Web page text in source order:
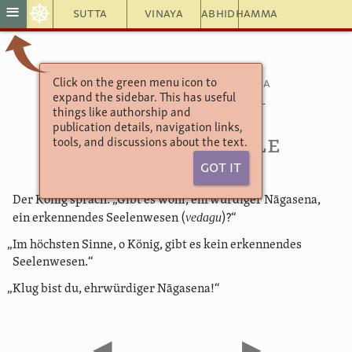
Sutta Vinaya Abhidhamma
≡ ☸
Click on the green menu icon to
expand the sidebar. This has useful
things like authorship and
publication details, navigation links,
tools, and discussions about the text.
Got It
Die Fragen des Königs Milinda
Teil 3: Lösungen der Zweifel
Kapitel 5
3.5.6. Keine Seele
Der König sprach: „Gibt es wohl, ehrwürdiger Nāgasena,
ein erkennendes Seelenwesen (vedagu)?“
„Im höchsten Sinne, o König, gibt es kein erkennendes
Seelenwesen.“
„Klug bist du, ehrwürdiger Nāgasena!“